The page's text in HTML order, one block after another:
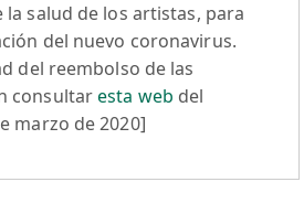
salud de los artistas, para
del nuevo coronavirus.
del reembolso de las
consultaresta web del
marzo de 2020]